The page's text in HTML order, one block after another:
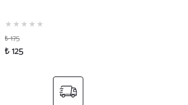
₺ 175
₺ 125